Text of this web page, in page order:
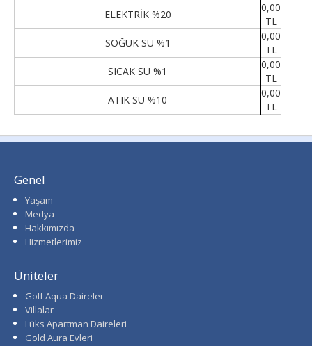
ELEKTRİK %20
0,00
TL
SOĞUK SU %1
0,00
TL
SICAK SU %1
0,00
TL
ATIK SU %10
0,00
TL
Genel
Yaşam
Medya
Hakkımızda
Hizmetlerimiz
Üniteler
Golf Aqua Daireler
Villalar
Lüks Apartman Daireleri
Gold Aura Evleri